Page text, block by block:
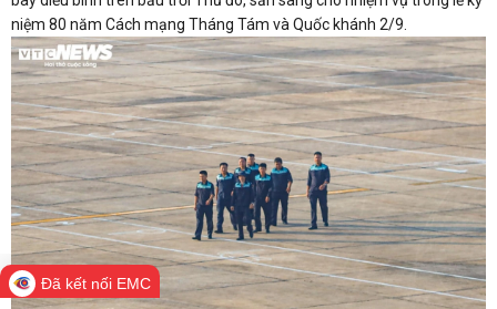
niệm 80 năm Cách mạng Tháng Tám và Quốc khánh 2/9.
Đã kết nối EMC